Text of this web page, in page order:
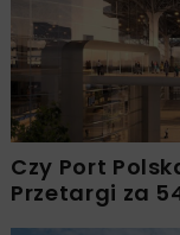
Czy Port
Przetargi za